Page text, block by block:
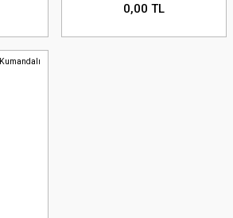
0,00 TL